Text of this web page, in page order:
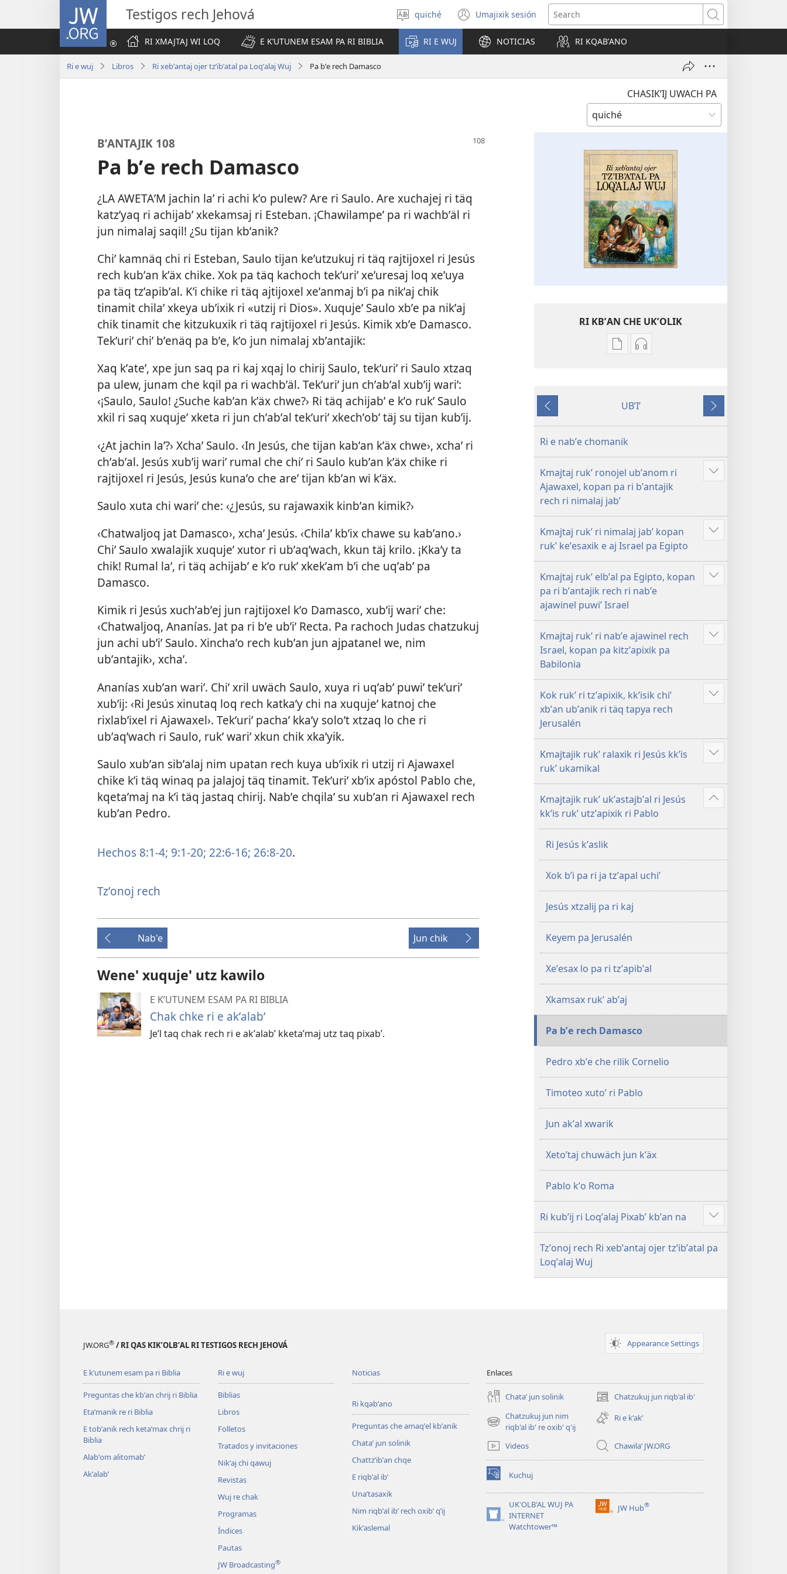
JW.ORG Testigos rech Jehová
Uchaʼik
jun
chʼabʼal
quiché Umajixik sesión
(opens
new
window)
Search
RI XMAJTAJ WI LOQ
E KʼUTUNEM ESAM PA RI BIBLIA RI E WUJ NOTICIAS RI KQABʼANO
Ri e wuj Libros Ri xebʼantaj ojer tzʼibʼatal pa Loqʼalaj Wuj Pa bʼe rech Damasco
CHASIKʼIJ UWACH PA
BʼANTAJIK 108
Pa bʼe rech Damasco
¿LA AWETAʼM jachin laʼ ri achi kʼo pulew? Are ri Saulo. Are xuchajej ri täq
katzʼyaq ri achijabʼ xkekamsaj ri Esteban. ¡Chawilampeʼ pa ri wachbʼäl ri
jun nimalaj saqil! ¿Su tijan kbʼanik?
Chiʼ kamnäq chi ri Esteban, Saulo tijan keʼutzukuj ri täq rajtijoxel ri Jesús
rech kubʼan kʼäx chike. Xok pa täq kachoch tekʼuriʼ xeʼuresaj loq xeʼuya
pa täq tzʼapibʼal. Kʼi chike ri täq ajtijoxel xeʼanmaj bʼi pa nikʼaj chik
tinamit chilaʼ xkeya ubʼixik ri «utzij ri Dios». Xuqujeʼ Saulo xbʼe pa nikʼaj
chik tinamit che kitzukuxik ri täq rajtijoxel ri Jesús. Kimik xbʼe Damasco.
Tekʼuriʼ chiʼ bʼenäq pa bʼe, kʼo jun nimalaj xbʼantajik:
Xaq kʼateʼ, xpe jun saq pa ri kaj xqaj lo chirij Saulo, tekʼuriʼ ri Saulo xtzaq
pa ulew, junam che kqil pa ri wachbʼäl. Tekʼuriʼ jun chʼabʼal xubʼij wariʼ:
‹¡Saulo, Saulo! ¿Suche kabʼan kʼäx chwe?› Ri täq achijabʼ e kʼo rukʼ Saulo
xkil ri saq xuqujeʼ xketa ri jun chʼabʼal tekʼuriʼ xkechʼobʼ täj su tijan kubʼij.
‹¿At jachin laʼ?› Xchaʼ Saulo. ‹In Jesús, che tijan kabʼan kʼäx chwe›, xchaʼ ri
chʼabʼal. Jesús xubʼij wariʼ rumal che chiʼ ri Saulo kubʼan kʼäx chike ri
rajtijoxel ri Jesús, Jesús kunaʼo che areʼ tijan kbʼan wi kʼäx.
Saulo xuta chi wariʼ che: ‹¿Jesús, su rajawaxik kinbʼan kimik?›
‹Chatwaljoq jat Damasco›, xchaʼ Jesús. ‹Chilaʼ kbʼix chawe su kabʼano.›
Chiʼ Saulo xwalajik xuqujeʼ xutor ri ubʼaqʼwach, kkun täj krilo. ¡Kkaʼy ta
chik! Rumal laʼ, ri täq achijabʼ e kʼo rukʼ xkekʼam bʼi che uqʼabʼ pa
Damasco.
Kimik ri Jesús xuchʼabʼej jun rajtijoxel kʼo Damasco, xubʼij wariʼ che:
‹Chatwaljoq, Ananías. Jat pa ri bʼe ubʼiʼ Recta. Pa rachoch Judas chatzukuj
jun achi ubʼiʼ Saulo. Xinchaʼo rech kubʼan jun ajpatanel we, nim
ubʼantajik›, xchaʼ.
Ananías xubʼan wariʼ. Chiʼ xril uwäch Saulo, xuya ri uqʼabʼ puwiʼ tekʼuriʼ
xubʼij: ‹Ri Jesús xinutaq loq rech katkaʼy chi na xuqujeʼ katnoj che
rixlabʼixel ri Ajawaxel›. Tekʼuriʼ pachaʼ kkaʼy soloʼt xtzaq lo che ri
ubʼaqʼwach ri Saulo, rukʼ wariʼ xkun chik xkaʼyik.
Saulo xubʼan sibʼalaj nim upatan rech kuya ubʼixik ri utzij ri Ajawaxel
chike kʼi täq winaq pa jalajoj täq tinamit. Tekʼuriʼ xbʼix apóstol Pablo che,
kqetaʼmaj na kʼi täq jastaq chirij. Nabʼe chqilaʼ su xubʼan ri Ajawaxel rech
kubʼan Pedro.
Hechos 8:1-4; 9:1-20; 22:6-16; 26:8-20.
Tzʼonoj rech
Nab'e Jun chik
Wene' xuquje' utz kawilo
E KʼUTUNEM ESAM PA RI BIBLIA
Chak chke ri e akʼalabʼ
Jeʼl taq chak rech ri e akʼalabʼ kketaʼmaj utz taq pixabʼ.
RI KBʼAN CHE UKʼOLIK
Digital
Ri
ojer
tzʼibʼatal
Loqʼalaj
Wuj
Audio
Loqʼalaj
Wuj
Nab'e
UBʼIʼ
Jun
chik
Ri e nabʼe chomanik
Kmajtaj rukʼ ronojel ubʼanom ri
Ajawaxel, kopan pa ri bʼantajik
rech ri nimalaj jabʼ
Show
Kmajtaj rukʼ ri nimalaj jabʼ kopan
rukʼ keʼesaxik e aj Israel pa Egipto
Show
Kmajtaj rukʼ elbʼal pa Egipto, kopan
pa ri bʼantajik rech ri nabʼe
ajawinel puwiʼ Israel
Show
Kmajtaj rukʼ ri nabʼe ajawinel rech
Israel, kopan pa kitzʼapixik pa
Babilonia
Show
Kok rukʼ ri tzʼapixik, kkʼisik chiʼ
xbʼan ubʼanik ri täq tapya rech
Jerusalén
Show
Kmajtajik rukʼ ralaxik ri Jesús kkʼis
rukʼ ukamikal
Show
Kmajtajik rukʼ ukʼastajbʼal ri Jesús
kkʼis rukʼ utzʼapixik ri Pablo
Show
Ri Jesús kʼaslik
Xok bʼi pa ri ja tzʼapal uchiʼ
Jesús xtzalij pa ri kaj
Keyem pa Jerusalén
Xeʼesax lo pa ri tzʼapibʼal
Xkamsax rukʼ abʼaj
Pa bʼe rech Damasco
Pedro xbʼe che rilik Cornelio
Timoteo xutoʼ ri Pablo
Jun akʼal xwarik
Xetoʼtaj chuwäch jun kʼäx
Pablo kʼo Roma
Ri kubʼij ri Loqʼalaj Pixabʼ kbʼan na
Show
more
Tzʼonoj rech Ri xebʼantaj ojer tzʼibʼatal pa
Loqʼalaj Wuj
JW.ORG® / RI QAS KIKʼOLBʼAL RI TESTIGOS RECH JEHOVÁ Appearance Settings
E kʼutunem esam pa ri Biblia
Preguntas che kbʼan chrij ri Biblia
Etaʼmanik re ri Biblia
E tobʼanik rech ketaʼmax chrij ri
Biblia
Alabʼom alitomabʼ
Akʼalabʼ
Ri e wuj
Biblias
Libros
Folletos
Tratados y invitaciones
Nikʼaj chi qawuj
Revistas
Wuj re chak
Programas
Índices
Pautas
JW Broadcasting®
Noticias
Ri kqabʼano
Preguntas che amaqʼel kbʼanik
Chataʼ jun solinik
Chattzʼibʼan chqe
E riqbʼal ibʼ
Unaʼtasaxik
Nim riqbʼal ibʼ rech oxibʼ qʼij
Kikʼaslemal
Enlaces
Chataʼ jun solinik Chatzukuj jun riqb'al ib'
(opens
new
window)
Chatzukuj jun nim
riqb'al ib' re oxib' q'ij
(opens
window)
Ri e kʼakʼ
Videos Chawilaʼ JW.ORG
Kuchuj
(opens
new
window)UK'OLB'AL WUJ PA
INTERNET
Watchtower™
(opens
JW Hub®
(opens